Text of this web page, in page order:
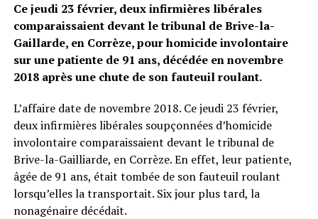
Ce jeudi 23 février, deux infirmières libérales
comparaissaient devant le tribunal de Brive-la-
Gaillarde, en Corrèze, pour homicide involontaire
sur une patiente de 91 ans, décédée en novembre
2018 après une chute de son fauteuil roulant.
L’affaire date de novembre 2018. Ce jeudi 23 février,
deux infirmières libérales soupçonnées d’homicide
involontaire comparaissaient devant le tribunal de
Brive-la-Gailliarde, en Corrèze. En effet, leur patiente,
âgée de 91 ans, était tombée de son fauteuil roulant
lorsqu’elles la transportait. Six jour plus tard, la
nonagénaire décédait.